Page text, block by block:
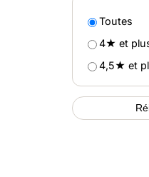
Toutes
4★ et
4,5★ et